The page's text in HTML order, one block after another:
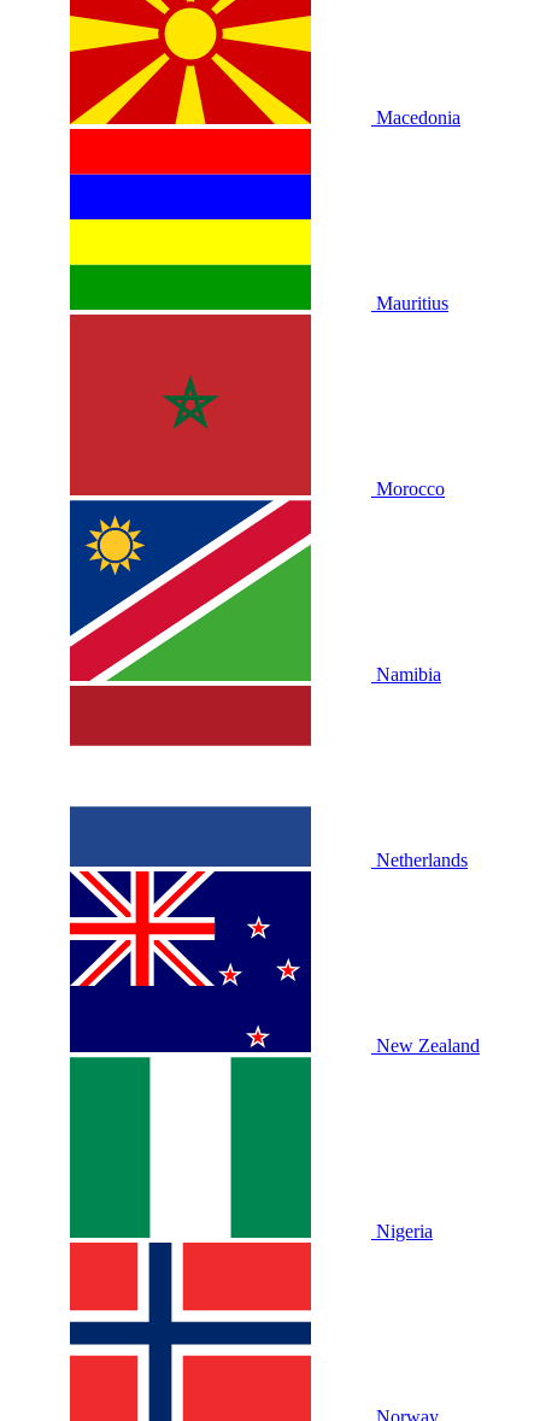
Macedonia
Mauritius
Morocco
Namibia
Netherlands
New Zealand
Nigeria
Norway